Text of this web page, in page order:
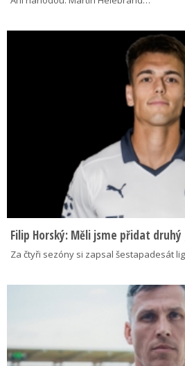
Filip Horský: Měli jsme přidat druhý
Za čtyři sezóny si zapsal šestapadesát